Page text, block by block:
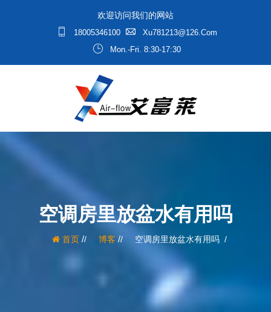
欢迎访问我们的网站
18005346100
Xu781213@126.com
Mon.-Fri. 8:30-17:30
空调房里放盆水有用吗
首页/ 博客 / 空调房里放盆水有用吗